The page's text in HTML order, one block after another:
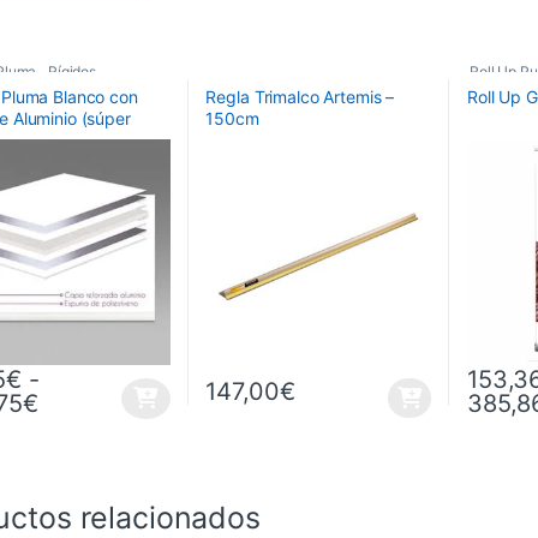
Rígidos
Blanco con
Aluminio (súper
€ -
€ Rango de precios: desde 72,75€ hasta
tiene múltiples variantes. Las opciones se pueden elegir en la
Regla Trimalco Artemis –
150cm
147,00€
Roll Up
Roll Up
Este
relacionados